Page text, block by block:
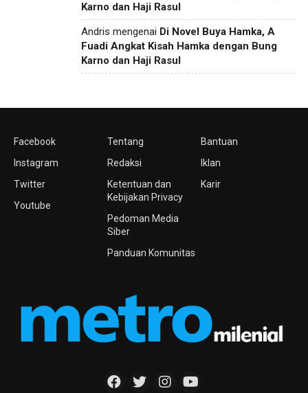
Karno dan Haji Rasul
Andris mengenai Di Novel Buya Hamka, A
Fuadi Angkat Kisah Hamka dengan Bung
Karno dan Haji Rasul
Facebook
Instagram
Twitter
Youtube
Tentang
Redaksi
Ketentuan dan
Kebijakan Privacy
Pedoman Media
Siber
Panduan Komunitas
Bantuan
Iklan
Karir